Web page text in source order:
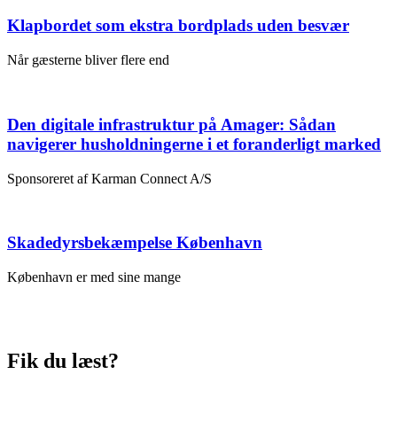
Klapbordet som ekstra bordplads uden besvær
Når gæsterne bliver flere end
Den digitale infrastruktur på Amager: Sådan
navigerer husholdningerne i et foranderligt marked
Sponsoreret af Karman Connect A/S
Skadedyrsbekæmpelse København
København er med sine mange
Fik du læst?